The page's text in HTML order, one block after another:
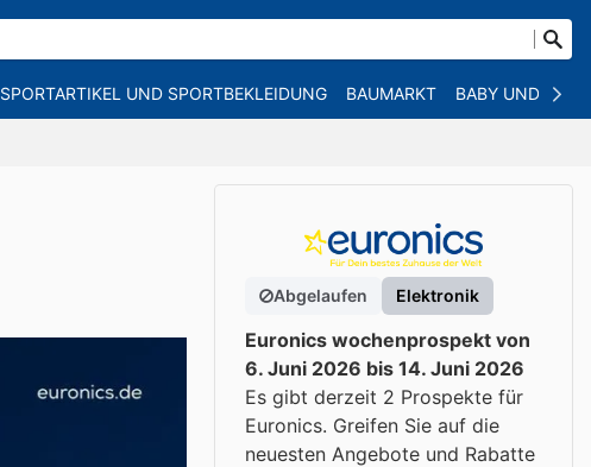
SPORTARTIKEL UND SPORTBEKLEIDUNG BAUMARKT BABY UND KIND
Abgelaufen Elektronik
Euronics wochenprospekt von
6. Juni 2026 bis 14. Juni 2026
Es gibt derzeit 2 Prospekte für
Euronics. Greifen Sie auf die
neuesten Angebote und Rabatte